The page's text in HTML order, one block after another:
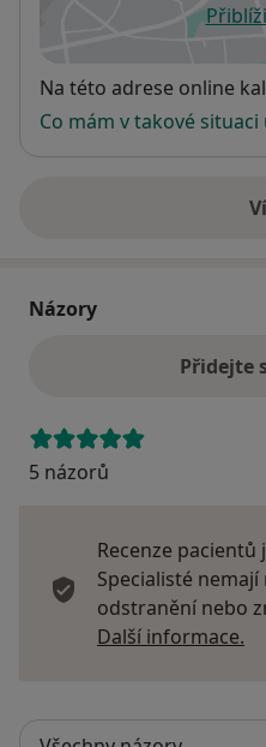
Dostupnost
Na této adrese online
Co mám v takové situaci
Názory
Přidejte
5 názorů
Recenze
Specialisté
odstranění nebo
Další informace.